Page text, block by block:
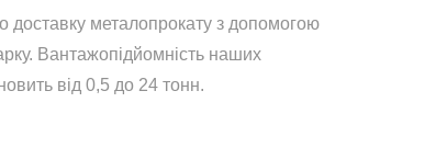
доставку металопрокату з допомогою
Вантажопідйомність наших
від 0,5 до 24 тонн.